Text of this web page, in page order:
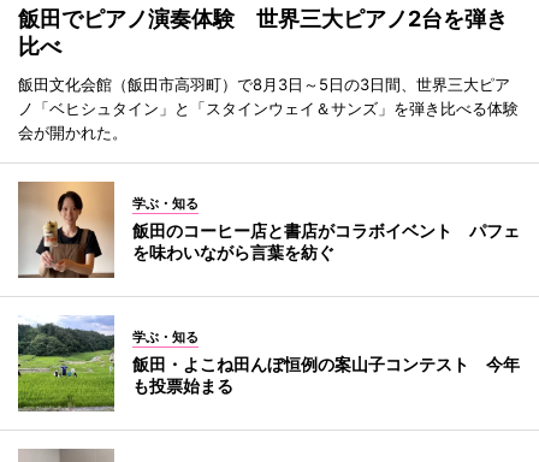
飯田でピアノ演奏体験 世界三大ピアノ2台を弾き
比べ
飯田文化会館（飯田市高羽町）で8月3日～5日の3日間、世界三大ピア
ノ「ベヒシュタイン」と「スタインウェイ＆サンズ」を弾き比べる体験
会が開かれた。
学ぶ・知る
飯田のコーヒー店と書店がコラボイベント パフェ
を味わいながら言葉を紡ぐ
学ぶ・知る
飯田・よこね田んぼ恒例の案山子コンテスト 今年
も投票始まる